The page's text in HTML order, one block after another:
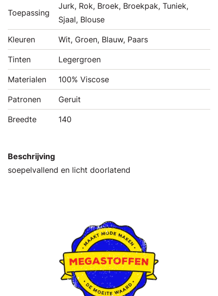
Toepassing
Jurk, Rok, Broek, Broekpak, Tuniek,
Sjaal, Blouse
Kleuren Wit, Groen, Blauw, Paars
Tinten Legergroen
Materialen 100% Viscose
Patronen Geruit
Breedte 140
Beschrijving
soepelvallend en licht doorlatend